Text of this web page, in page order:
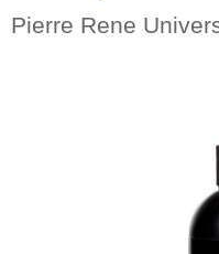
Pierre Rene